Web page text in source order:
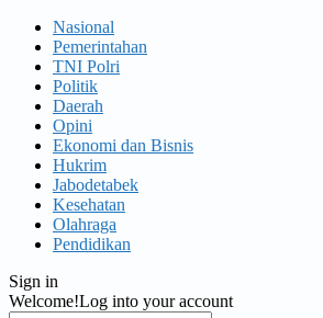
Nasional
Pemerintahan
TNI Polri
Politik
Daerah
Opini
Ekonomi dan Bisnis
Hukrim
Jabodetabek
Kesehatan
Olahraga
Pendidikan
Sign in
Welcome!Log into your account